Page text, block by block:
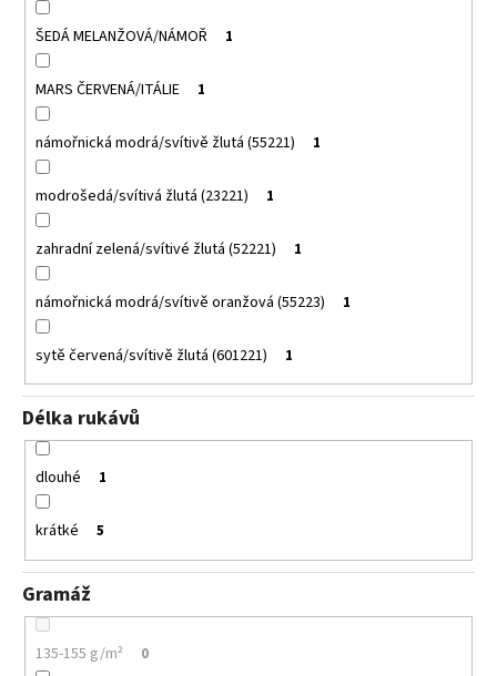
ŠEDÁ MELANŽOVÁ/NÁMOŘ 1
MARS ČERVENÁ/ITÁLIE 1
námořnická modrá/svítivě žlutá (55221) 1
modrošedá/svítivá žlutá (23221) 1
zahradní zelená/svítivé žlutá (52221) 1
námořnická modrá/svítivě oranžová (55223) 1
sytě červená/svítivě žlutá (601221) 1
Délka rukávů
dlouhé 1
krátké 5
Gramáž
135-155 g/m² 0